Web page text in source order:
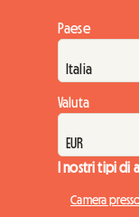
Paese
Valuta
I nostri tipi di
Camera